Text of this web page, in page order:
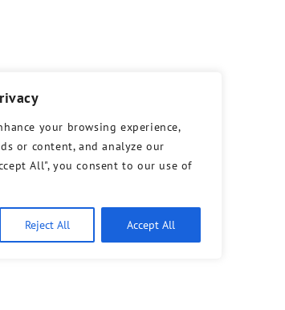
your browsing experience,
or content, and analyze our
All", you consent to our use of
Reject All Accept All